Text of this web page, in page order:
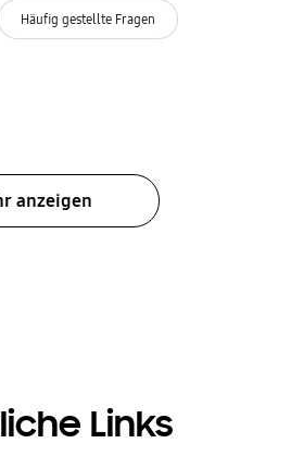
Häufig gestellte Fragen
anzeigen
Links